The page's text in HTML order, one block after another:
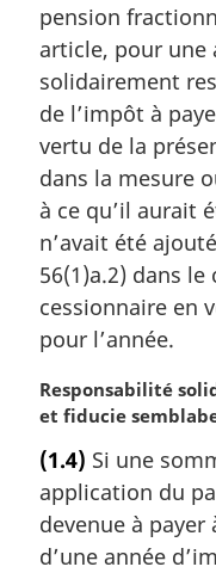
i
n
a
l
:
pension
article, pour une
solidairement
de l’impôt à
vertu de la
dans la mesure
à ce qu’il aurait
n’avait été
56(1)a.2) dans
cessionnaire en
pour l’année.
N
o
e
m
a
r
Responsabilité
et fiducie
(1.4) Si une
application du
devenue à
d’une année